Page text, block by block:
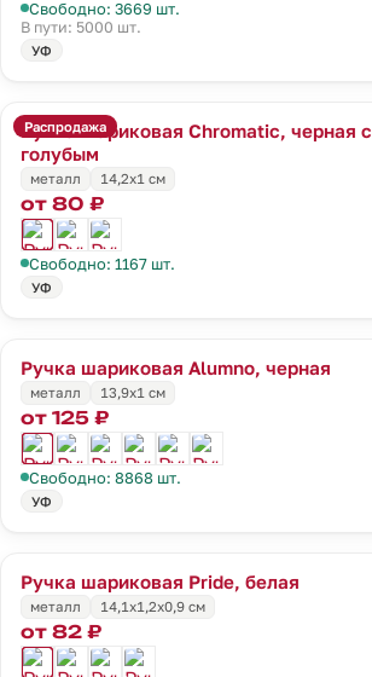
Свободно: 3669 шт.
В пути: 5000 шт.
УФ
Распродажа
Ручка шариковая Chromatic, черная с
голубым
металл 14,2х1 см
от 80 ₽
Свободно: 1167 шт.
УФ
Ручка шариковая Alumno, черная
металл
13,9х1 см
от 125 ₽
Свободно: 8868 шт.
УФ
Ручка шариковая Pride, белая
металл
14,1х1,2х0,9 см
от 82 ₽